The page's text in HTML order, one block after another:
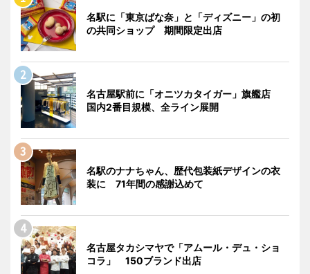
名駅に「東京ばな奈」と「ディズニー」の初
の共同ショップ 期間限定出店
名古屋駅前に「オニツカタイガー」旗艦店
国内2番目規模、全ライン展開
名駅のナナちゃん、歴代包装紙デザインの衣
装に 71年間の感謝込めて
名古屋タカシマヤで「アムール・デュ・ショ
コラ」 150ブランド出店